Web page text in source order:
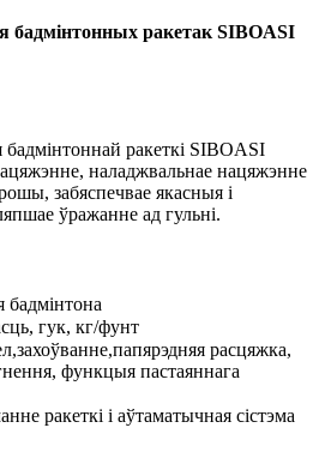
ракетак SIBOASI
ракеткі SIBOASI
наладжвальнае нацяжэнне
забяспечвае якасныя і
ўражанне ад гульні.
бадмінтона
гук, кг/фунт
расцяжка,
функцыя пастаяннага
ракеткі і аўтаматычная сістэма